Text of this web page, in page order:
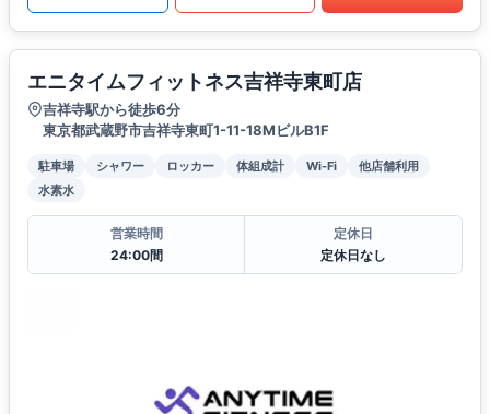
エニタイムフィットネス吉祥寺東町店
吉祥寺駅から徒歩6分
東京都武蔵野市吉祥寺東町1-11-18MビルB1F
駐車場 シャワー ロッカー 体組成計 Wi-Fi
他店舗利用
水素水
営業時間
24:00間
定休日
定休日なし